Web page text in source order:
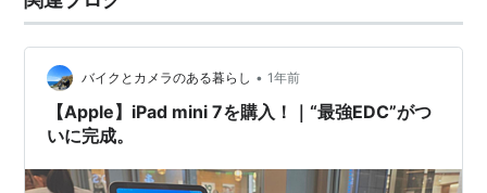
バイクとカメラのある暮らし • 1年前
【Apple】iPad mini 7を購入！｜“最強EDC”がつ
いに完成。